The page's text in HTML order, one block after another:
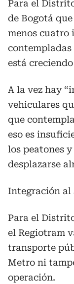
Para el
de Bogotá
menos cuatro
está
A la vez hay
vehiculares
que
eso es
los peatones
desplazarse
Integración al
Para el
el Regiotram
transporte
Metro ni
operación.